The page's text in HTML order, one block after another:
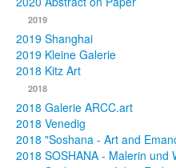
2019
2019 Shanghai
2019 Kleine Galerie
2018 Kitz Art
2018
2018 Galerie ARCC.art
2018 Venedig
2018 "Soshana - Art and
2018 SOSHANA - Malerin und